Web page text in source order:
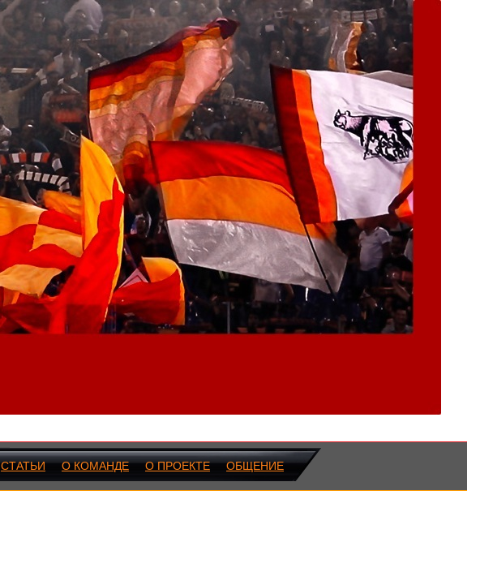
СТАТЬИ О КОМАНДЕ О ПРОЕКТЕ ОБЩЕНИЕ